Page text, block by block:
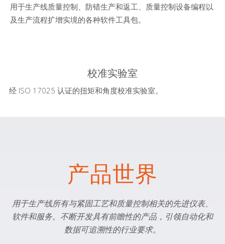
用于生产线质量控制、防错生产和返工、质量控制设备编程以
及生产流程扩增实境的各种软件工具包。
校准实验室
经 ISO 17025 认证的扭矩和角度校准实验室。
产品世界
用于生产线所有与紧固工艺和质量控制相关的先进仪表、
软件和服务。不断开发具有前瞻性的产品，引领自动化和
数据可追溯性的行业要求。